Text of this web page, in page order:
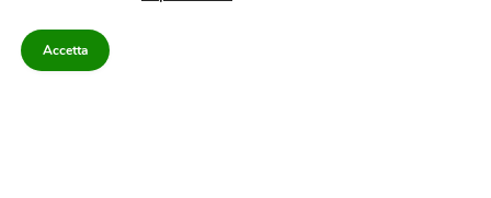
Avellino – Cap.Soc. 20.000 € – REA 187346 – PI/CF. Reg. naz. stampa 10218/99
Accetta